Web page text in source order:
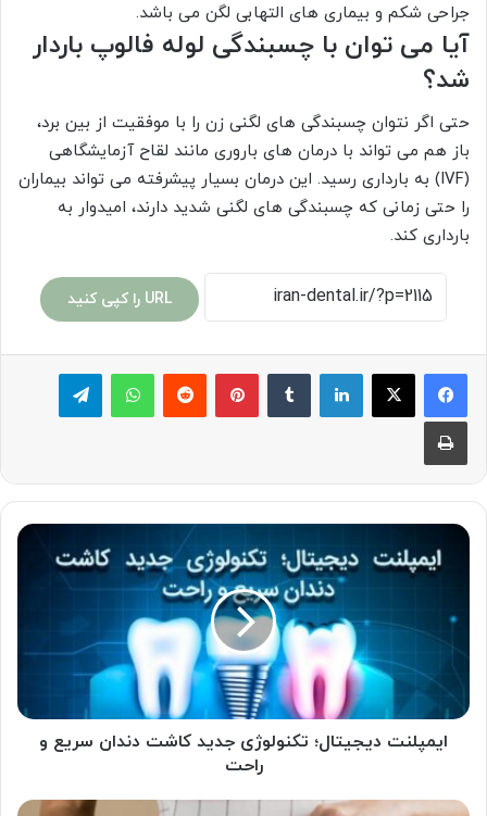
جراحی شکم و بیماری های التهابی لگن می باشد.
آیا می توان با چسبندگی لوله فالوپ باردار
شد؟
حتی اگر نتوان چسبندگی های لگنی زن را با موفقیت از بین برد،
باز هم می تواند با درمان های باروری مانند لقاح آزمایشگاهی
(IVF) به بارداری رسید. این درمان بسیار پیشرفته می تواند بیماران
را حتی زمانی که چسبندگی های لگنی شدید دارند، امیدوار به
بارداری کند.
URL را کپی کنید
لینکدین ‫تامبلر پینترست‫رددیت واتس آپ تلگرام
چاپ
ایمپلنت
دیجیتال؛
تکنولوژی
کاشت
دندان
راحت
ایمپلنت دیجیتال؛ تکنولوژی جدید کاشت دندان سریع و
راحت
چرخه